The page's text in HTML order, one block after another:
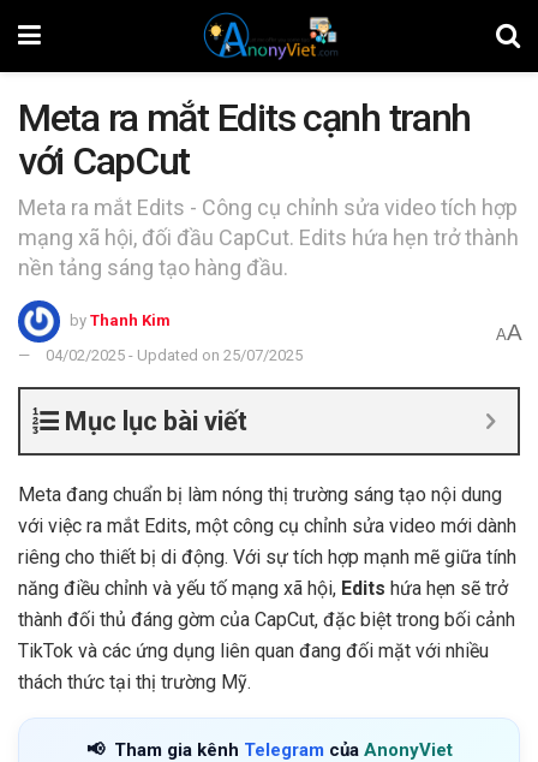
Meta ra mắt Edits cạnh tranh
với CapCut
Meta ra mắt Edits - Công cụ chỉnh sửa video tích hợp
mạng xã hội, đối đầu CapCut. Edits hứa hẹn trở thành
nền tảng sáng tạo hàng đầu.
by Thanh Kim
04/02/2025 - Updated on 25/07/2025
AA
Mục lục bài viết
Meta đang chuẩn bị làm nóng thị trường sáng tạo nội dung
với việc ra mắt Edits, một công cụ chỉnh sửa video mới dành
riêng cho thiết bị di động. Với sự tích hợp mạnh mẽ giữa tính
năng điều chỉnh và yếu tố mạng xã hội, Edits hứa hẹn sẽ trở
thành đối thủ đáng gờm của CapCut, đặc biệt trong bối cảnh
TikTok và các ứng dụng liên quan đang đối mặt với nhiều
thách thức tại thị trường Mỹ.
📢 Tham gia kênh Telegram của AnonyViet